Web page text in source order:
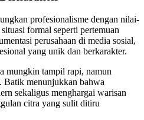
profesionalisme dengan nilai-
formal seperti pertemuan
perusahaan di media sosial,
yang unik dan berkarakter.
mungkin tampil rapi, namun
Batik menunjukkan bahwa
sekaligus menghargai warisan
citra yang sulit ditiru